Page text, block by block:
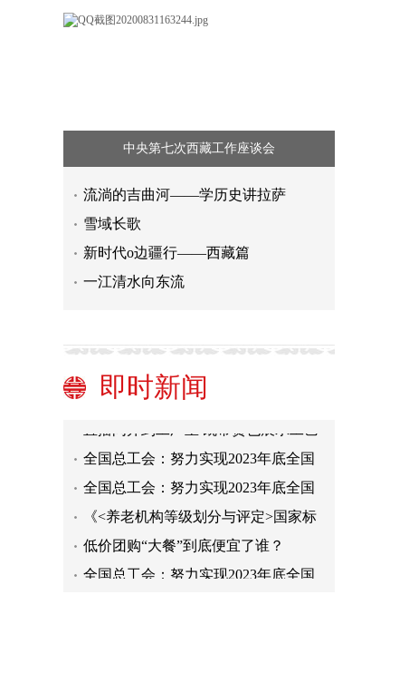
中央第七次西藏工作座谈会
流淌的吉曲河——学历史讲拉萨
雪域长歌
新时代o边疆行——西藏篇
一江清水向东流
即时新闻
区开学
配方乳粉新规来了 更好保障婴幼
全国总工会：努力实现2023年底全国
服务站点达到15万个
全国总工会：努力实现2023年底全国
服务站点达到15万个
《<养老机构等级划分与评定>国家标
准实施指南（2023版）》发布
低价团购“大餐”到底便宜了谁？
全国总工会：努力实现2023年底全国